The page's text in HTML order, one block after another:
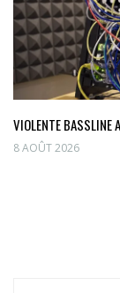
VIOLENTE BASSLINE
8 AOÛT 2026